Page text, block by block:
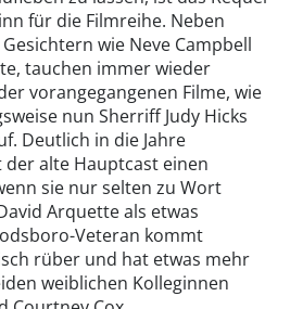
für die Filmreihe. Neben
wie Neve Campbell
tauchen immer wieder
vorangegangenen Filme, wie
nun Sherriff Judy Hicks
Deutlich in die Jahre
alte Hauptcast einen
sie nur selten zu Wort
Arquette als etwas
Veteran kommt
rüber und hat etwas mehr
weiblichen Kolleginnen